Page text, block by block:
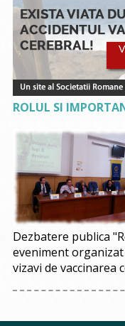
ROLUL SI
Dezbatere publica
eveniment
vizavi de vaccinarea